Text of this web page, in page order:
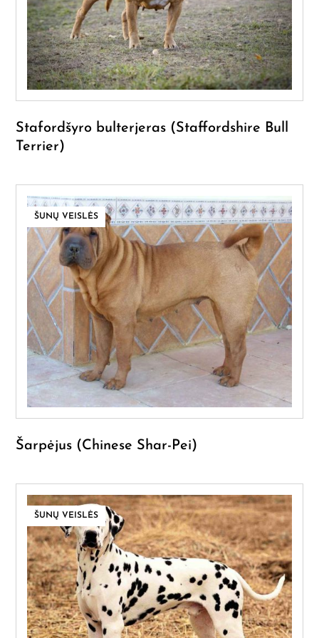
Stafordšyro bulterjeras (Staffordshire Bull
Terrier)
ŠUNŲ VEISLĖS
Šarpėjus (Chinese Shar-Pei)
ŠUNŲ VEISLĖS